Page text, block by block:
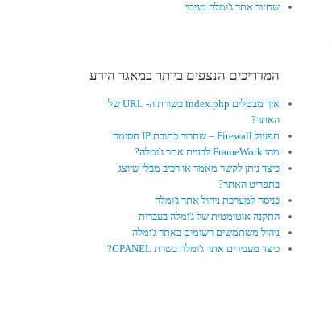
שחזור אתר ג'ומלה מגיבוי
המדריכים הנצפים ביותר במאגר הידע
איך מבטלים index.php בשורת ה- URL של
האתר?
תפעול Firewall – שחרור כתובת IP חסומה
מהו FrameWork לבניית אתר ג'ומלה?
כיצד ניתן לקשר מאמר או רכיב מבלי שיוצג
בתפריט האתר?
כניסה למערכת ניהול אתר ג'ומלה
התקנה אוטומטית של ג'ומלה בעברית
ניהול משתמשים רשומים באתר ג'ומלה
כיצד מעבירים אתר ג'ומלה בשרת CPANEL?